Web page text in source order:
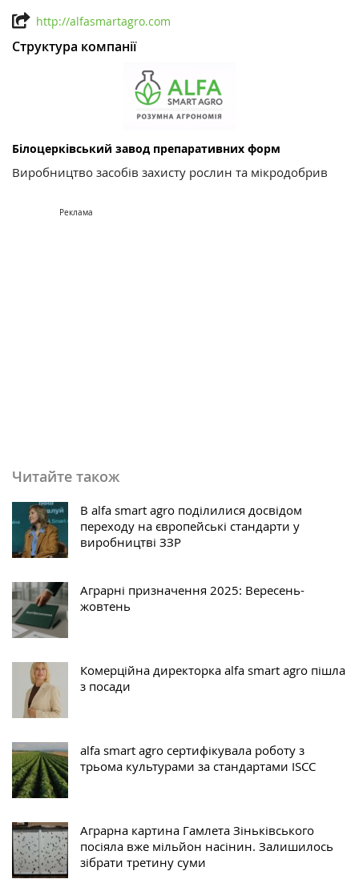
http://alfasmartagro.com
Структура компанії
Білоцерківський завод препаративних форм
Виробництво засобів захисту рослин та мікродобрив
Реклама
Читайте також
В alfa smart agro поділилися досвідом
переходу на європейські стандарти у
виробництві ЗЗР
Аграрні призначення 2025: Вересень-
жовтень
Комерційна директорка alfa smart agro пішла
з посади
alfa smart agro сертифікувала роботу з
трьома культурами за стандартами ISCC
Аграрна картина Гамлета Зіньківського
посіяла вже мільйон насінин. Залишилось
зібрати третину суми